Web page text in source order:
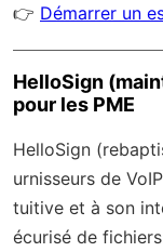
👉 Démarrer un
HelloSign
pour les PME
HelloSign
urnisseurs de
tuitive et à son
écurisé de